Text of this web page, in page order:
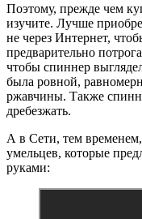
Поэтому, прежде чем
изучите. Лучше
не через Интернет,
предварительно
чтобы спиннер
была ровной,
ржавчины. Также
дребезжать.
А в Сети, тем
умельцев, которые
руками: